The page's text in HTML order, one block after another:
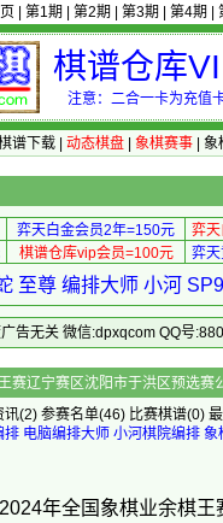
第1期 第2期 第3期 第4期
棋谱仓库
注意：二合一卡为充值
谱下载| 动态棋盘| 象棋赛事| 象
弈天白金会员2年=150元
弈
棋谱仓库vip会员=100元 弈
至尊 编排大师 小河
告无关 微信:dpxqcom QQ号
王赛辽宁赛区沈阳市于洪区
讯(2) 参赛名单(46) 比赛棋谱(0)
排 电脑编排大师 小河棋院编排 象
2024年全国象棋业余棋